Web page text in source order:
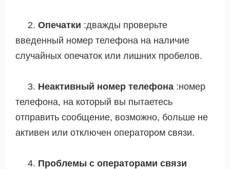
2. Опечатки :дважды проверьте
введенный номер телефона на наличие
случайных опечаток или лишних пробелов.
3. Неактивный номер телефона :номер
телефона, на который вы пытаетесь
отправить сообщение, возможно, больше не
активен или отключен оператором связи.
4. Проблемы с операторами связи